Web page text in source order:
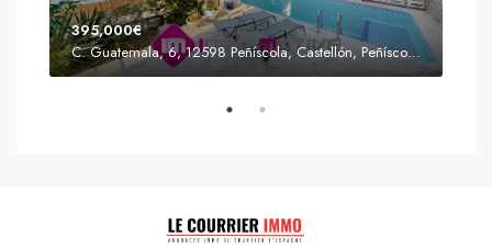
395,000€
C. Guatemala, 6, 12598 Peñíscola, Castellón, Peñíscola, Communauté valencienne